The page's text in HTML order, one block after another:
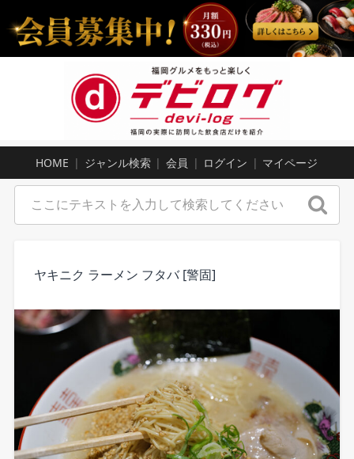
HOME ジャンル検索 会員 ログイン マイページ
ヤキニク ラーメン フタバ [警固]